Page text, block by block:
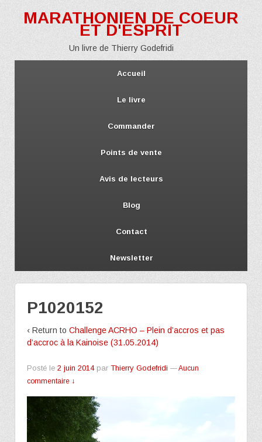
MARATHONIEN DE COEUR
ET D'ESPRIT
Un livre de Thierry Godefridi
Accueil
Le livre
Commander
Points de vente
Avis de lecteurs
Blog
Contact
Newsletter
P1020152
‹ Return to Challenge ACRHO – Plein d’accros et pas
d’accroc à la Kainoise (31.05.2014)
Posté le 2 juin 2014par Thierry Godefridi —Aucun
commentaire ↓